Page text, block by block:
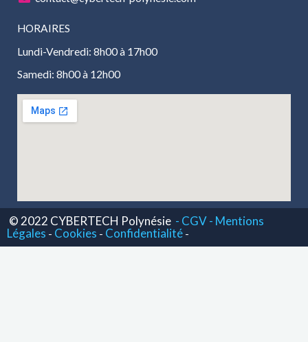
HORAIRES
Lundi-Vendredi: 8h00 à 17h00
Samedi: 8h00 à 12h00
© 2022 CYBERTECH Polynésie - CGV - Mentions
Légales - Cookies - Confidentialité -